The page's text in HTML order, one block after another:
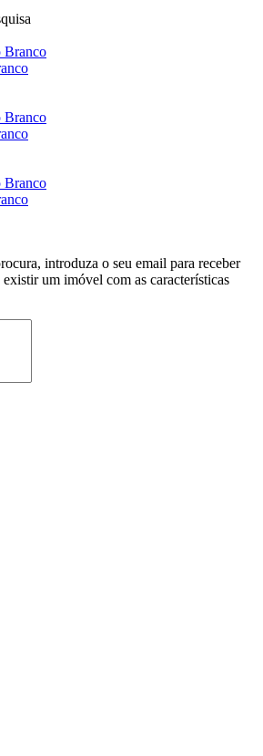
Branco
Branco
Branco
introduza o seu email para receber
um imóvel com as características